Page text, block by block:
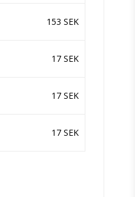
153 SEK
17 SEK
17 SEK
17 SEK